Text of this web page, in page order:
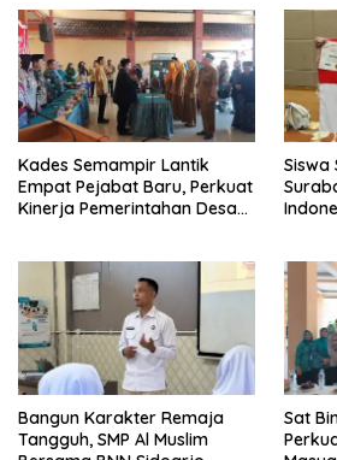
Kades Semampir Lantik
Empat Pejabat Baru, Perkuat
Kinerja Pemerintahan Desa
Siswa
Bangun Karakter Remaja
Tangguh, SMP Al Muslim
Sat